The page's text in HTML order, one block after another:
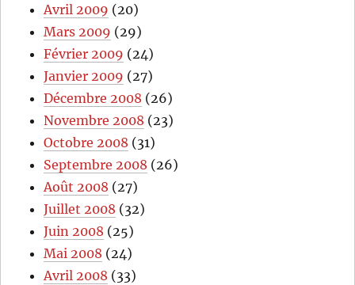
Avril 2009 (20)
Mars 2009 (29)
Février 2009 (24)
Janvier 2009 (27)
Décembre 2008 (26)
Novembre 2008 (23)
Octobre 2008 (31)
Septembre 2008 (26)
Août 2008 (27)
Juillet 2008 (32)
Juin 2008 (25)
Mai 2008 (24)
Avril 2008 (33)